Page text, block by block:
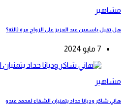
مشاهير
هل تقبل ياسمين عبد العزيز على الزواج مرة ثالثة؟
7 مايو 2024
مشاهير
هاني شاكر وديانا حداد يتمنيان الشفاء لمحمد عبدو